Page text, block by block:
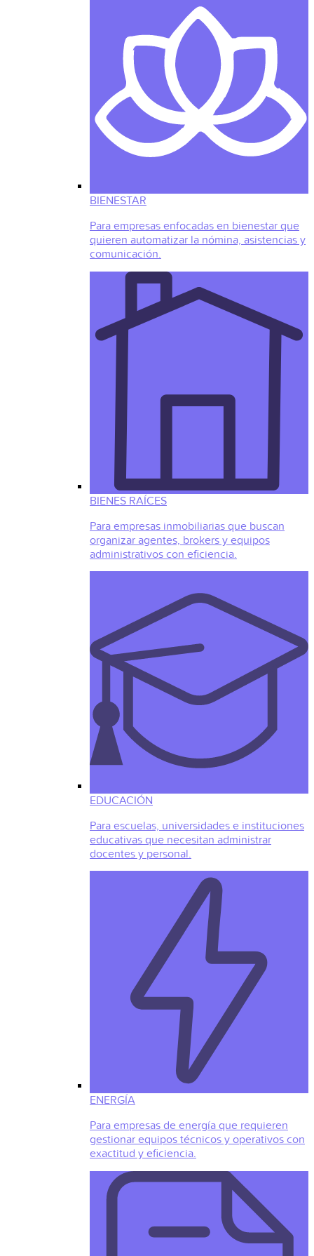
BIENESTAR
Para empresas enfocadas en bienestar que
quieren automatizar la nómina, asistencias y
comunicación.
BIENES RAÍCES
Para empresas inmobiliarias que buscan
organizar agentes, brokers y equipos
administrativos con eficiencia.
EDUCACIÓN
Para escuelas, universidades e instituciones
educativas que necesitan administrar
docentes y personal.
ENERGÍA
Para empresas de energía que requieren
gestionar equipos técnicos y operativos con
exactitud y eficiencia.